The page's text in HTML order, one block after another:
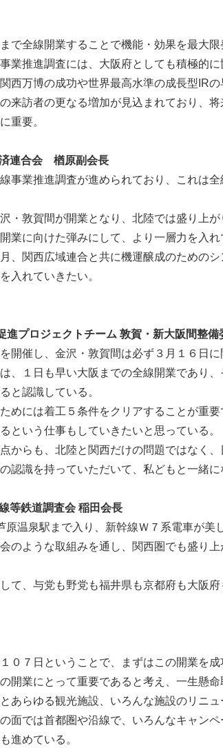
で全線開業することで機能・効果を最大
業推進調査には、大阪府としても積極的に
西万博の成功や世界最高水準の成長型IR
来訪者の更なる増加が見込まれており、
重要。
連合会 楢原副会長
事業推進調査が進められており、これは
・敦賀間が開業となり、北陸では盛り上
業に向けた弾みにして、より一層力を入れ
、関西広域連合と共に機運醸成のための
入れていきたい。
進プロジェクトチーム 敦賀・新大阪間整備
開催し、金沢・敦賀間は必ず３月１６日に
、１日も早い大阪までの全線開業であり
と認識している。
めには着工５条件をクリアすることが重
という仕事もしていきたいと思っている。
からも、北陸と関西だけの問題ではなく
認識を持っていただいて、私どもと一緒に
等鉄道調査会 稲田会長
原温泉駅まで入り、新幹線Ｗ７系電車が美
のような取組みを通し、関西圏でも盛り
て、与党も野党も福井県も京都府も大阪
０７日ということで、まずはこの開業を
開業にとって重要であると考え、一生懸命
あらゆる観光施設、いろんな施設のリニ
面では首都圏や沿線で、いろんなキャン
進めている。